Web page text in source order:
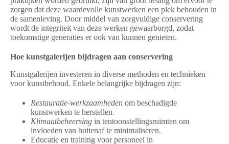
zorgen dat deze waardevolle kunstwerken een plek behouden in
de samenleving. Door middel van zorgvuldige conservering
wordt de integriteit van deze werken gewaarborgd, zodat
toekomstige generaties er ook van kunnen genieten.
Hoe kunstgalerijen bijdragen aan conservering
Kunstgalerijen investeren in diverse methoden en technieken
voor kunstbehoud. Enkele belangrijke bijdragen zijn:
Restauratie-werkzaamheden om beschadigde
kunstwerken te herstellen.
Klimaatbeheersing in tentoonstellingsruimten om
invloeden van buitenaf te minimaliseren.
Educatie en training voor personeel in